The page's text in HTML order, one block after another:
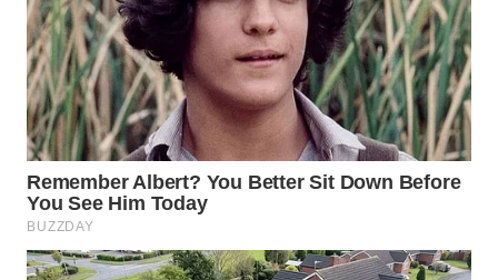
WN
SUKABUMI
WN
PURWAKARTA
WN
PRIANGAN
TIMUR